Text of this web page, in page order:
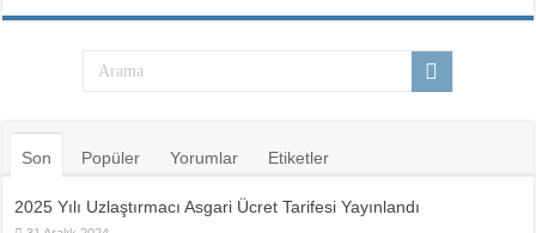
Son Popüler Yorumlar Etiketler
2025 Yılı Uzlaştırmacı Asgari Ücret Tarifesi Yayınlandı